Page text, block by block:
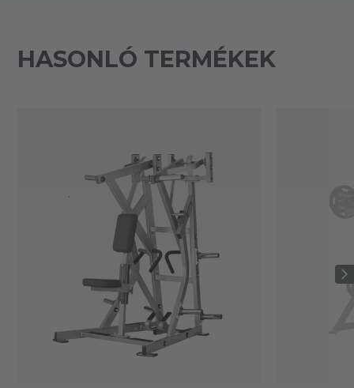
HASONLÓ TERMÉKEK